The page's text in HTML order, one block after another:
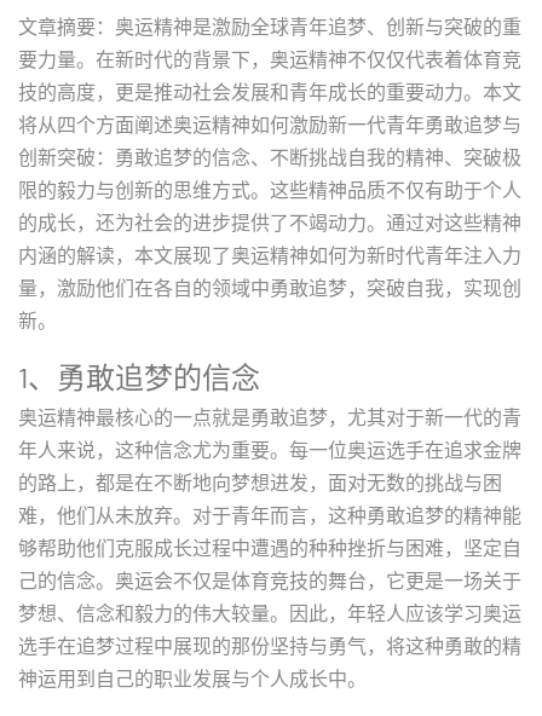
文章摘要：奥运精神是激励全球青年追梦、创新与突破的重
要力量。在新时代的背景下，奥运精神不仅仅代表着体育竞
技的高度，更是推动社会发展和青年成长的重要动力。本文
将从四个方面阐述奥运精神如何激励新一代青年勇敢追梦与
创新突破：勇敢追梦的信念、不断挑战自我的精神、突破极
限的毅力与创新的思维方式。这些精神品质不仅有助于个人
的成长，还为社会的进步提供了不竭动力。通过对这些精神
内涵的解读，本文展现了奥运精神如何为新时代青年注入力
量，激励他们在各自的领域中勇敢追梦，突破自我，实现创
新。
1、勇敢追梦的信念
奥运精神最核心的一点就是勇敢追梦，尤其对于新一代的青
年人来说，这种信念尤为重要。每一位奥运选手在追求金牌
的路上，都是在不断地向梦想进发，面对无数的挑战与困
难，他们从未放弃。对于青年而言，这种勇敢追梦的精神能
够帮助他们克服成长过程中遭遇的种种挫折与困难，坚定自
己的信念。奥运会不仅是体育竞技的舞台，它更是一场关于
梦想、信念和毅力的伟大较量。因此，年轻人应该学习奥运
选手在追梦过程中展现的那份坚持与勇气，将这种勇敢的精
神运用到自己的职业发展与个人成长中。